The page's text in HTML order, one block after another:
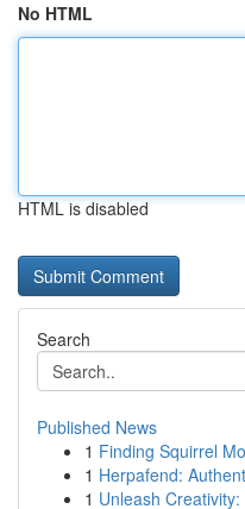
No HTML
HTML is disabled
Search
Published News
1 Finding Squirrel
1 Herpafend:
1 Unleash